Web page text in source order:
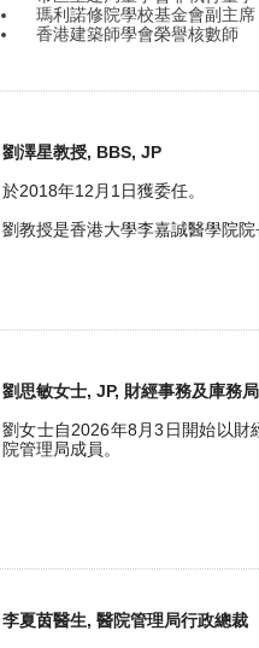
瑪利諾修院學校基金會副主席
香港建築師學會榮譽核數師
劉澤星教授, BBS, JP
於2018年12月1日獲委任。
劉教授是香港大學李嘉誠醫學院院
劉思敏女士, JP, 財經事務及庫務
劉女士自2026年8月3日開始以財
院管理局成員。
李夏茵醫生, 醫院管理局行政總裁